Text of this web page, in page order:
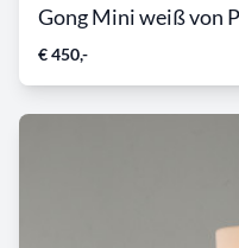
Gong Mini weiß von
€ 450,-